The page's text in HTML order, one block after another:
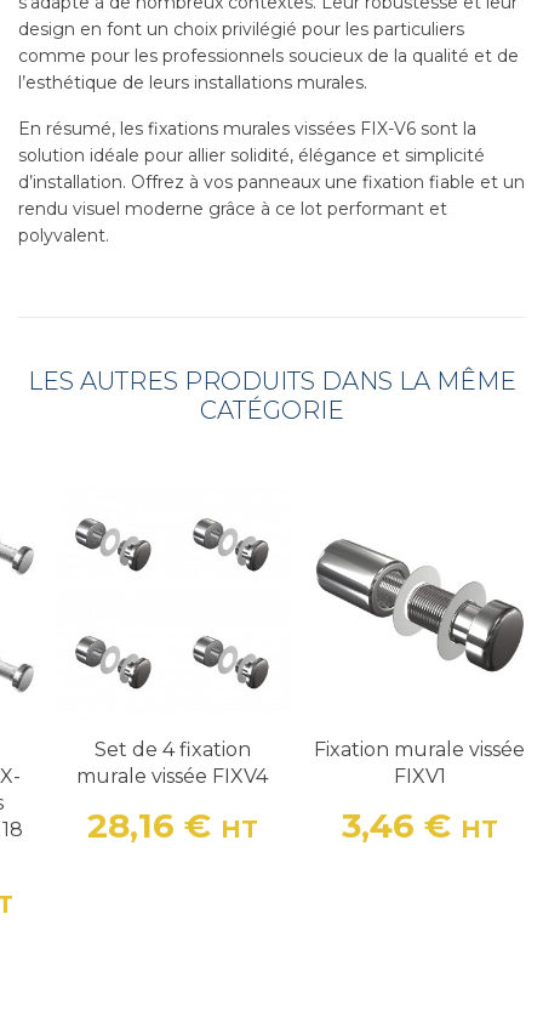
design en font un choix privilégié pour les particuliers
comme pour les professionnels soucieux de la qualité et de
l’esthétique de leurs installations murales.
En résumé, les fixations murales vissées FIX-V6 sont la
solution idéale pour allier solidité, élégance et simplicité
d’installation. Offrez à vos panneaux une fixation fiable et un
rendu visuel moderne grâce à ce lot performant et
polyvalent.
LES AUTRES PRODUITS DANS LA MÊME
CATÉGORIE
Set de 4 fixation
murale vissée FIXV4
Prix
28,16 € HT
Fixation murale vissée
FIXV1
Prix
3,46 € HT